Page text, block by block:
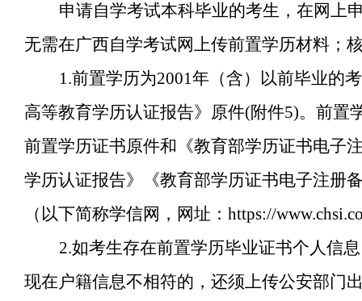
申请自学考试本科毕业的考生，在网上
无需在广西自学考试网上传前置学历材料；
1.前置学历为2001年（含）以前毕业的
高等教育学历认证报告》原件(附件5)。前置
前置学历证书原件和《教育部学历证书电子
学历认证报告》《教育部学历证书电子注册
（以下简称学信网，网址：https://
2.如考生存在前置学历毕业证书个人信
现在户籍信息不相符的，还须上传公安部门